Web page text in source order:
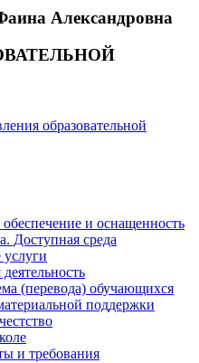
Александровна
образовательной
и оснащенность
Доступная среда
(перевода) обучающихся
поддержки
и требования